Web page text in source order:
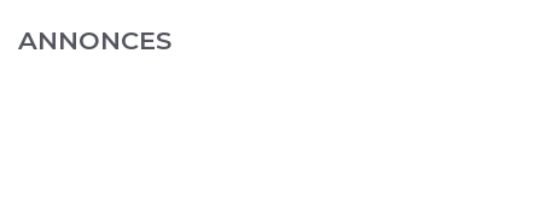
ANNONCES